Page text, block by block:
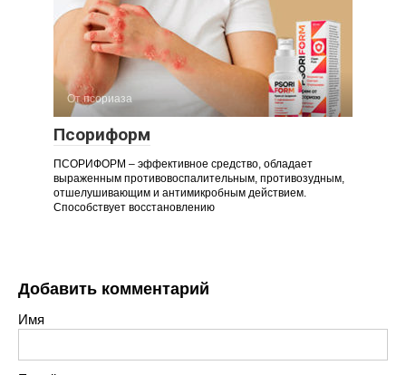
От псориаза
Псориформ
ПСОРИФОРМ – эффективное средство, обладает
выраженным противовоспалительным, противозудным,
отшелушивающим и антимикробным действием.
Способствует восстановлению
Добавить комментарий
Имя